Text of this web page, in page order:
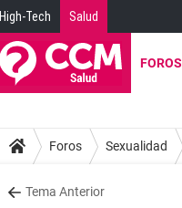
High-Tech Salud
FOROS
Foros Sexualidad
Tema Anterior